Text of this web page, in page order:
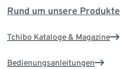
Rund um unsere Produkte
Tchibo Kataloge & Magazine
Bedienungsanleitungen